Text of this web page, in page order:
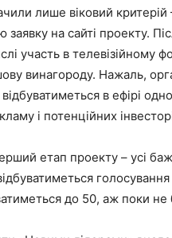
лише віковий
заявку на сайті проекту.
участь в телевізійному
винагороду. Нажаль,
в ефірі
і потенційних
етап проекту – усі
голосування
до 50, аж поки